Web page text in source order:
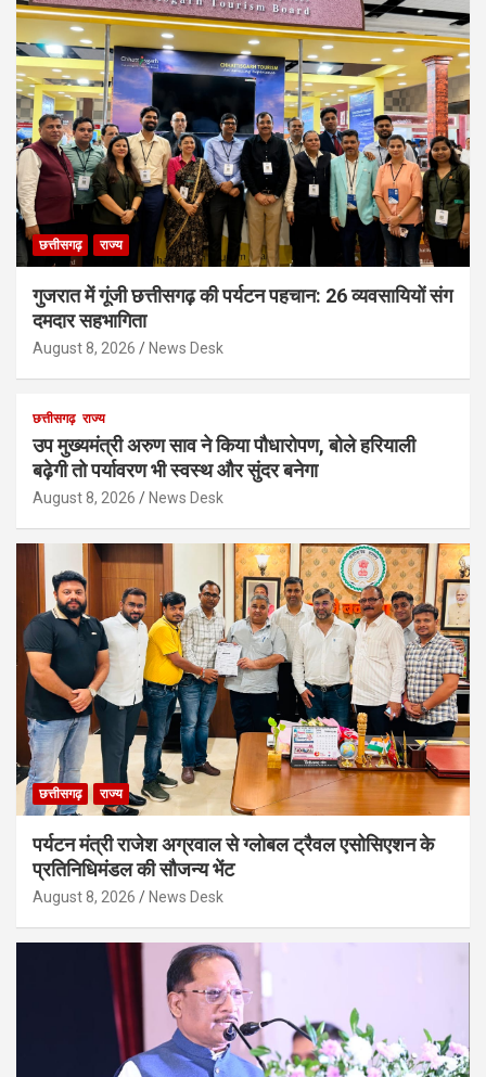
छत्तीसगढ़ राज्य
गुजरात में गूंजी छत्तीसगढ़ की पर्यटन पहचान: 26 व्यवसायियों संग
दमदार सहभागिता
August 8, 2026 News Desk
छत्तीसगढ़ राज्य
उप मुख्यमंत्री अरुण साव ने किया पौधारोपण, बोले हरियाली
बढ़ेगी तो पर्यावरण भी स्वस्थ और सुंदर बनेगा
August 8, 2026 News Desk
छत्तीसगढ़ राज्य
पर्यटन मंत्री राजेश अग्रवाल से ग्लोबल ट्रैवल एसोसिएशन के
प्रतिनिधिमंडल की सौजन्य भेंट
August 8, 2026 News Desk